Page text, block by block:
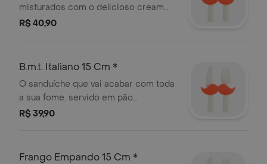
misturados com o delicioso cream
cheese
R$ 40,90
B.m.t. Italiano 15 Cm *
O sanduíche que vai acabar com toda
a sua fome. servido em pão
fresquinho, com fatias de salame,
R$ 39,90
Frango Empando 15 Cm *